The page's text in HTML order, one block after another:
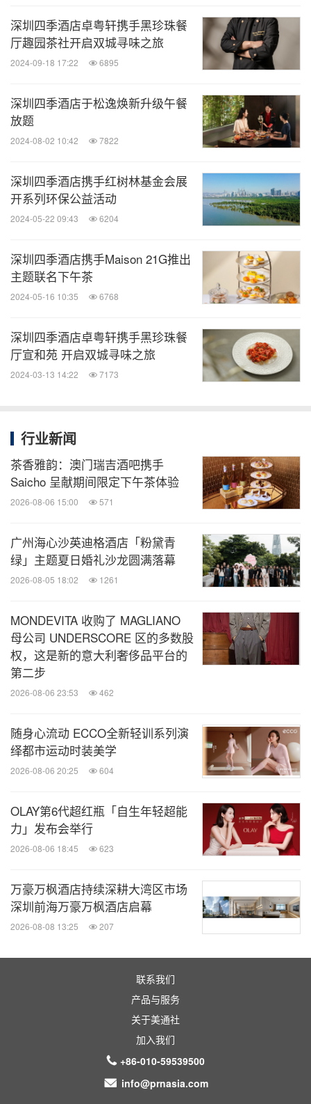
知消
微信公众号“知消”发布全球消费品、零售、时
尚、物流行业最新动态。扫描二维码，立即
关键词： 饮品 时尚 日用品
零售业
分享到：
深圳四季酒店卓粤轩携手黑珍珠餐
厅趣园茶社开启双城寻味之旅
2024-09-18 17:22 6895
深圳四季酒店于松逸焕新升级午餐
放题
2024-08-02 10:42 7822
深圳四季酒店携手红树林基金会展
开系列环保公益活动
2024-05-22 09:43 6204
深圳四季酒店携手Maison 21G推出
主题联名下午茶
2024-05-16 10:35 6768
深圳四季酒店卓粤轩携手黑珍珠餐
厅宣和苑 开启双城寻味之旅
2024-03-13 14:22 7173
行业新闻
茶香雅韵：澳门瑞吉酒吧携手
Saicho 呈献期间限定下午茶体验
2026-08-06 15:00 571
广州海心沙英迪格酒店「粉黛青
绿」主题夏日婚礼沙龙圆满落幕
2026-08-05 18:02 1261
MONDEVITA 收购了 MAGLIANO
母公司 UNDERSCORE 区的多数股
权，这是新的意大利奢侈品平台的
第二步
2026-08-06 23:53 462
随身心流动 ECCO全新轻训系列演
绎都市运动时装美学
2026-08-06 20:25 604
OLAY第6代超红瓶「自生年轻超能
力」发布会举行
2026-08-06 18:45 623
万豪万枫酒店持续深耕大湾区市场
深圳前海万豪万枫酒店启幕
2026-08-08 13:25 207
联系我们
产品与服务
关于美通社
加入我们
+86-010-59539500
info@prnasia.com